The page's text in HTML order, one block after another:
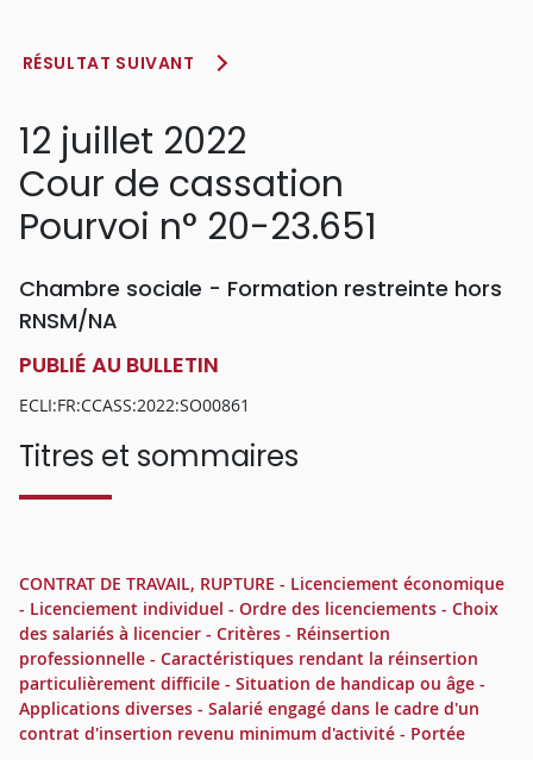
RÉSULTAT SUIVANT
12 juillet 2022
Cour de cassation
Pourvoi n° 20-23.651
Chambre sociale - Formation restreinte hors
RNSM/NA
PUBLIÉ AU BULLETIN
ECLI:FR:CCASS:2022:SO00861
Titres et sommaires
CONTRAT DE TRAVAIL, RUPTURE - Licenciement économique
- Licenciement individuel - Ordre des licenciements - Choix
des salariés à licencier - Critères - Réinsertion
professionnelle - Caractéristiques rendant la réinsertion
particulièrement difficile - Situation de handicap ou âge -
Applications diverses - Salarié engagé dans le cadre d'un
contrat d'insertion revenu minimum d'activité - Portée